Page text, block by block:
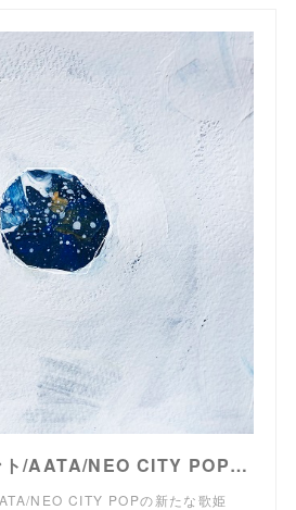
ブルー・モーメント/AATA/NEO CITY POPの新たな歌姫 AATA。フルアルバム遂にリリース!｜SOUL/BLUES/GOSPEL｜ディスクユニオン･オンラインショップ｜diskunion.
NEO CITY POPの新たな歌姫